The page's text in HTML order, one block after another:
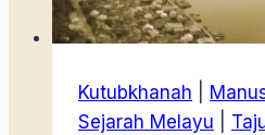
Kutubkhanah
Sejarah Melayu